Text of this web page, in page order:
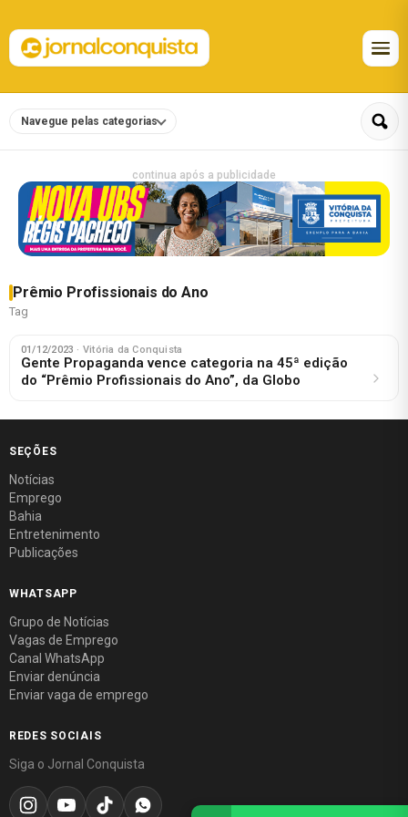
Navegue pelas categorias
continua após a publicidade
Prêmio Profissionais do Ano
Tag
01/12/2023 · Vitória da Conquista
Gente Propaganda vence categoria na 45ª edição
do “Prêmio Profissionais do Ano”, da Globo
SEÇÕES
Notícias
Emprego
Bahia
Entretenimento
Publicações
WHATSAPP
Grupo de Notícias
Vagas de Emprego
Canal WhatsApp
Enviar denúncia
Enviar vaga de emprego
REDES SOCIAIS
Siga o Jornal Conquista